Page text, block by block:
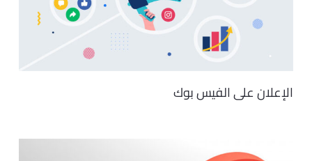
الإعلان على الفيس بوك